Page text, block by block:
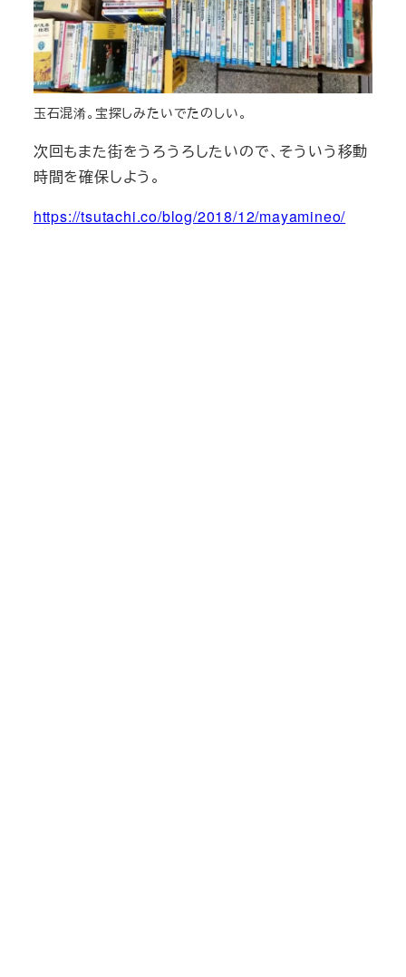
玉石混淆。宝探しみたいでたのしい。
次回もまた街をうろうろしたいので、そういう移動
時間を確保しよう。
https://tsutachi.co/blog/2018/12/mayamineo/